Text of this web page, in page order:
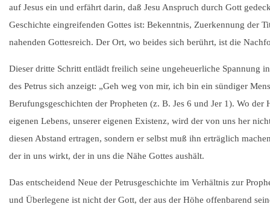
auf Jesus ein und erfährt darin, daß Jesu Anspruch durch Gott
Geschichte eingreifenden Gottes ist: Bekenntnis, Zuerkennung der
nahenden Gottesreich. Der Ort, wo beides sich berührt, ist die
Dieser dritte Schritt entlädt freilich seine ungeheuerliche Spannung
des Petrus sich anzeigt: „Geh weg von mir, ich bin ein sündiger
Berufungsgeschichten der Propheten (z. B. Jes 6 und Jer 1). Wo
eigenen Lebens, unserer eigenen Existenz, wird der von uns her
diesen Abstand ertragen, sondern er selbst muß ihn erträglich
der in uns wirkt, der in uns die Nähe Gottes aushält.
Das entscheidend Neue der Petrusgeschichte im Verhältnis zur
und Überlegene ist nicht der Gott, der aus der Höhe offenbarend